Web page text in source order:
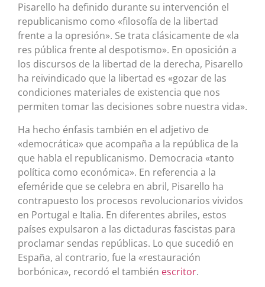
Pisarello ha definido durante su intervención el
republicanismo como «filosofía de la libertad
frente a la opresión». Se trata clásicamente de «la
res pública frente al despotismo». En oposición a
los discursos de la libertad de la derecha, Pisarello
ha reivindicado que la libertad es «gozar de las
condiciones materiales de existencia que nos
permiten tomar las decisiones sobre nuestra vida».
Ha hecho énfasis también en el adjetivo de
«democrática» que acompaña a la república de la
que habla el republicanismo. Democracia «tanto
política como económica». En referencia a la
efeméride que se celebra en abril, Pisarello ha
contrapuesto los procesos revolucionarios vividos
en Portugal e Italia. En diferentes abriles, estos
países expulsaron a las dictaduras fascistas para
proclamar sendas repúblicas. Lo que sucedió en
España, al contrario, fue la «restauración
borbónica», recordó el también escritor.